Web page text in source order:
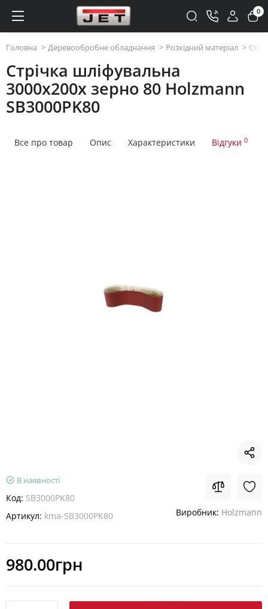
0
Головна Деревообробне обладнання Розхідний матеріал
Стрічка шліфувальна
3000x200x зерно 80 Holzmann
SB3000PK80
Все про товар Опис Характеристики Відгуки 0
В наявності
Код: SB3000PK80
Артикул: kma-SB3000PK80 Виробник: Holzmann
980.00грн